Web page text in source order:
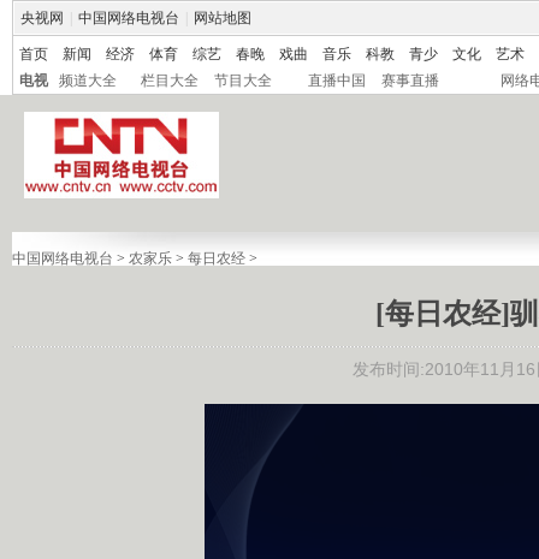
央视网 中国网络电视台 网站地图
首页 新闻 经济 体育 综艺 春晚 戏曲 音乐 科教 青少 文化
艺术
电视
频道大全 栏目大全 节目大全 直播中国 赛事直播 网络
中国网络电视台 > 农家乐 > 每日农经 >
[每日农经]
发布时间:2010年11月